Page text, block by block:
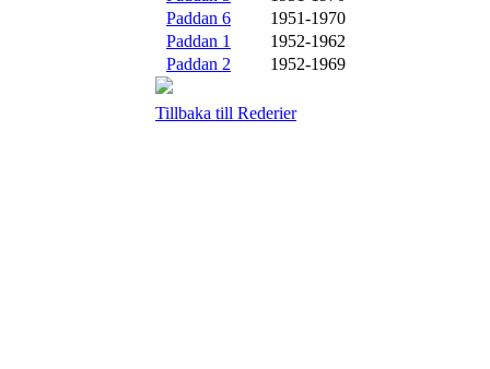
Paddan 6
1951-1970
Paddan 1
1952-1962
Paddan 2
1952-1969
Tillbaka till Rederier